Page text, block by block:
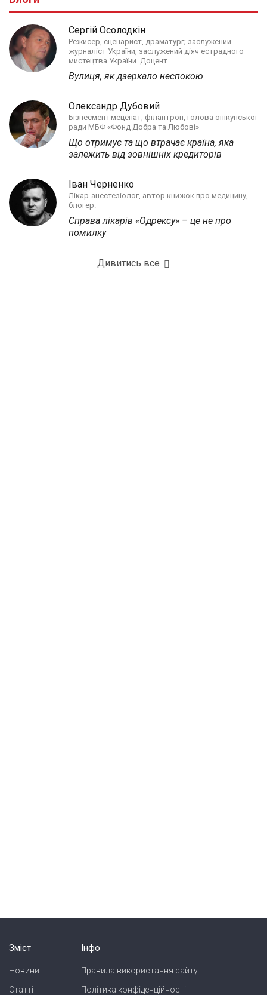
Сергій Осолодкін
Режисер, сценарист, драматург; заслужений
журналіст України, заслужений діяч естрадного
мистецтва України. Доцент.
Вулиця, як дзеркало неспокою
Олександр Дубовий
Бізнесмен і меценат, філантроп, голова опікунської
ради МБФ «Фонд Добра та Любові»
Що отримує та що втрачає країна, яка
залежить від зовнішніх кредиторів
Іван Черненко
Лікар-анестезіолог, автор книжок про медицину,
блогер.
Справа лікарів «Одрексу» – це не про
помилку
Дивитись все
Зміст
Новини
Статті
Інфо
Правила використання сайту
Політика конфіденційності